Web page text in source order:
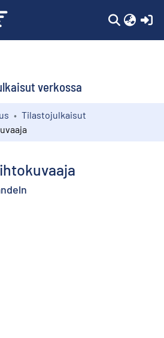
verkossa
Tilastojulkaisut